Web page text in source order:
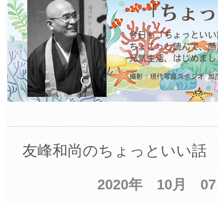
友峰和尚のちょっといい話
2020年 10月